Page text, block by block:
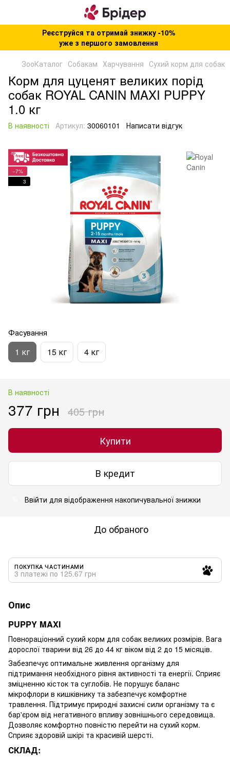
Реєструйся та отримай знижку -10%
уже з першого замовлення
ЗооКаталог Собакам Харчування Сухий корм для собак
Корм для цуценят великих порід
собак ROYAL CANIN MAXI PUPPY
1.0 кг
В наявності Артикул: 30060101 Написати відгук
−7%
3
Фасування
1 кг 15 кг 4 кг
В наявності
377 грн 405 грн
Купити
В кредит
Ввійти для відображення накопичувальної знижки
До обраного
ПОКУПКА ЧАСТИНАМИ
3 платежі по 125.67 грн
Опис
PUPPY MAXI
Повнораціонний сухий корм для собак великих розмірів. Вага
дорослої тварини від 26 до 44 кг віком від 2 до 15 місяців.
Забезпечує оптимальне живлення організму для
підтримання необхідного рівня активності та енергії. Сприяє
зміцненню кісток та суглобів. Не порушує баланс
мікрофлори в кишківнику та забезпечує комфортне
травлення. Підтримує природні захисні сили організму та є
бар'єром від негативного впливу зовнішнього середовища.
Дозволяє комфортно повністю перейти на сухий корм.
Сприяє здоровій шкірі та красивій шерсті.
СКЛАД: